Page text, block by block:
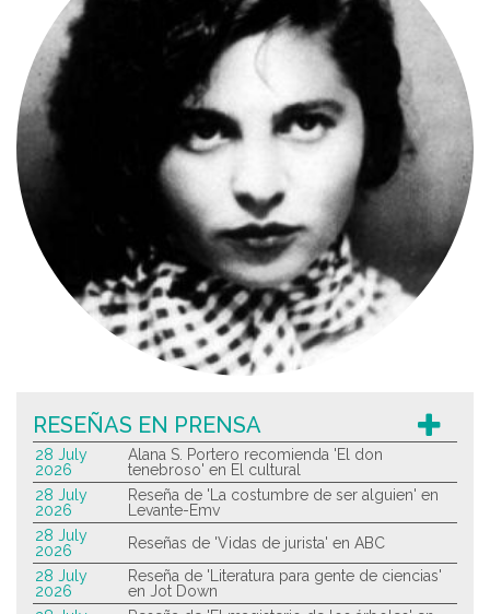
RESEÑAS EN PRENSA
28 July
2026
Alana S. Portero recomienda 'El don
tenebroso' en El cultural
28 July
2026
Reseña de 'La costumbre de ser alguien' en
Levante-Emv
28 July
2026
Reseñas de 'Vidas de jurista' en ABC
28 July
2026
Reseña de 'Literatura para gente de ciencias'
en Jot Down